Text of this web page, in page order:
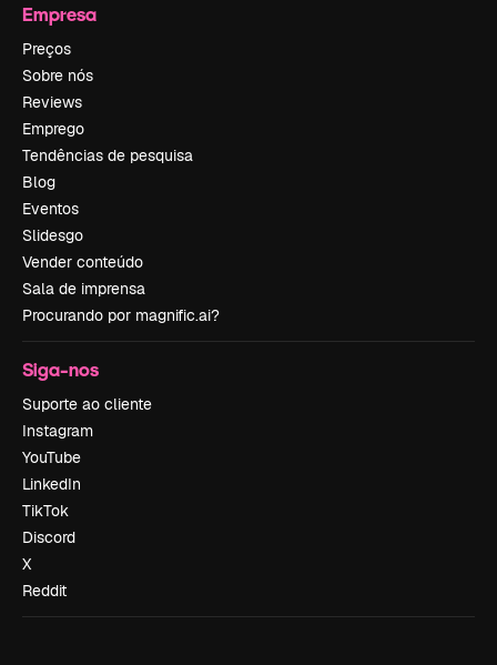
Empresa
Preços
Sobre nós
Reviews
Emprego
Tendências de pesquisa
Blog
Eventos
Slidesgo
Vender conteúdo
Sala de imprensa
Procurando por magnific.ai?
Siga-nos
Suporte ao cliente
Instagram
YouTube
LinkedIn
TikTok
Discord
X
Reddit